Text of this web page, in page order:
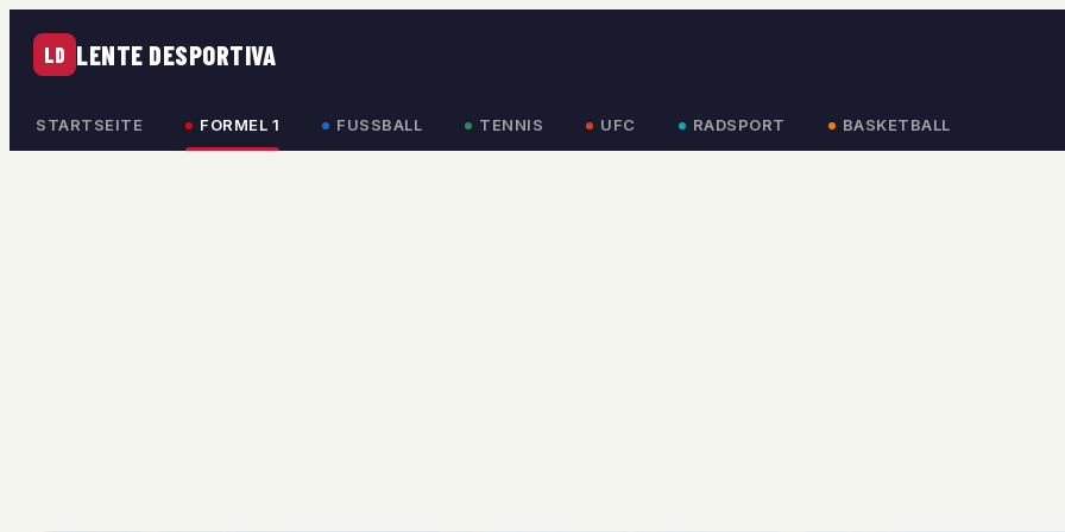
LD LENTE DESPORTIVA
STARTSEITE FORMEL 1 FUSSBALL TENNIS UFC RADSPORT BASKETBALL